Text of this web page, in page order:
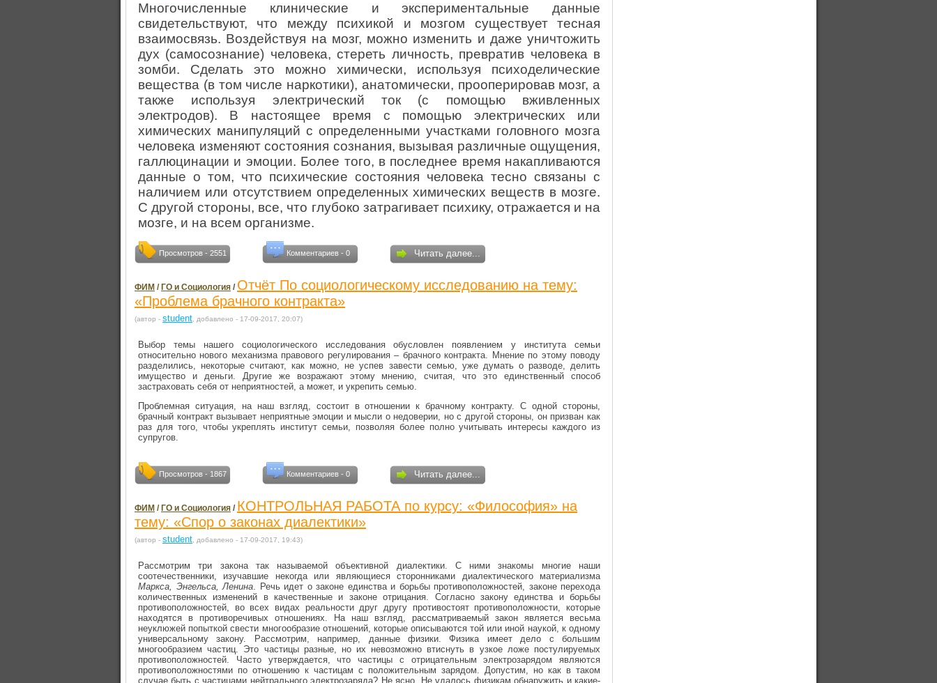
Многочисленные клинические и экспериментальные данные
свидетельствуют, что между психикой и мозгом существует тесная
взаимосвязь. Воздействуя на мозг, можно изменить и даже уничтожить
дух (самосознание) человека, стереть личность, превратив человека в
зомби. Сделать это можно химически, используя психоделические
вещества (в том числе наркотики), анатомически, прооперировав мозг, а
также используя электрический ток (с помощью вживленных
электродов). В настоящее время с помощью электрических или
химических манипуляций с определенными участками головного мозга
человека изменяют состояния сознания, вызывая различные ощущения,
галлюцинации и эмоции. Более того, в последнее время накапливаются
данные о том, что психические состояния человека тесно связаны с
наличием или отсутствием определенных химических веществ в мозге.
С другой стороны, все, что глубоко затрагивает психику, отражается и на
мозге, и на всем организме.
Просмотров - 2551 Комментариев - 0 Читать далее...
ФИМ / ГО и Социология / Отчёт По социологическому исследованию на тему:
«Проблема брачного контракта»
(автор - student , добавлено - 17-09-2017, 20:07)
Выбор темы нашего социологического исследования обусловлен появлением у института семьи
относительно нового механизма правового регулирования – брачного контракта. Мнение по этому поводу
разделились, некоторые считают, как можно, не успев завести семью, уже думать о разводе, делить
имущество и деньги. Другие же возражают этому мнению, считая, что это единственный способ
застраховать себя от неприятностей, а может, и укрепить семью.
Проблемная ситуация, на наш взгляд, состоит в отношении к брачному контракту. С одной стороны,
брачный контракт вызывает неприятные эмоции и мысли о недоверии, но с другой стороны, он призван как
раз для того, чтобы укреплять институт семьи, позволяя более полно учитывать интересы каждого из
супругов.
Просмотров - 1867 Комментариев - 0 Читать далее...
ФИМ / ГО и Социология / КОНТРОЛЬНАЯ РАБОТА по курсу: «Философия» на
тему: «Спор о законах диалектики»
(автор - student , добавлено - 17-09-2017, 19:43)
Рассмотрим три закона так называемой объективной диалектики. С ними знакомы многие наши
соотечественники, изучавшие некогда или являющиеся сторонниками диалектического материализма
Маркса, Энгельса, Ленина. Речь идет о законе единства и борьбы противоположностей, законе перехода
количественных изменений в качественные и законе отрицания. Согласно закону единства и борьбы
противоположностей, во всех видах реальности друг другу противостоят противоположности, которые
находятся в противоречивых отношениях. На наш взгляд, рассматриваемый закон является весьма
неуклюжей попыткой свести многообразие отношений, которые описываются той или иной наукой, к одному
универсальному закону. Рассмотрим, например, данные физики. Физика имеет дело с большим
многообразием частиц. Это частицы разные, но их невозможно втиснуть в узкое ложе постулируемых
противоположностей. Часто утверждается, что частицы с отрицательным электрозарядом являются
противоположностями по отношению к частицам с положительным зарядом. Допустим, но как в таком
случае быть с частицами нейтрального электрозаряда? Не ясно. Не удалось физикам обнаружить и какие-